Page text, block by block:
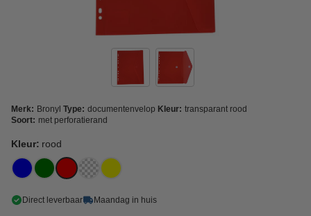
Merk: Bronyl Type: documentenvelop Kleur: transparant rood
Soort: met perforatierand
Kleur: rood
Direct leverbaar Maandag in huis